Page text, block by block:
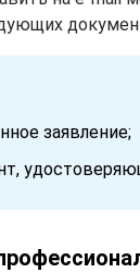
заявление;